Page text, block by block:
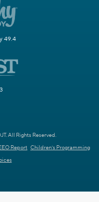
49.4
All Rights Reserved.
Report Children's Programming